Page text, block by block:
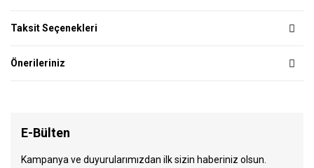
Taksit Seçenekleri
Önerileriniz
E-Bülten
Kampanya ve duyurularımızdan ilk sizin haberiniz olsun.